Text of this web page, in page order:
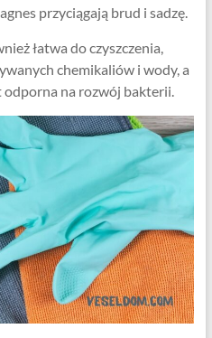
przyciągają brud i sadzę.
łatwa do czyszczenia,
chemikaliów i wody, a
odporna na rozwój bakterii.